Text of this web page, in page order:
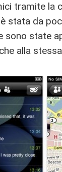
tramite la
è stata da
sono state
alla